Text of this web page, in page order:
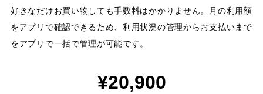
好きなだけお買い物しても手数料はかかりません。月の利用額
をアプリで確認できるため、利用状況の管理からお支払いまで
をアプリで一括で管理が可能です。
¥20,900